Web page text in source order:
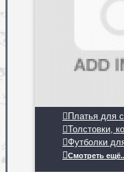
Платья для
Толстовки,
Футболки
Смотреть